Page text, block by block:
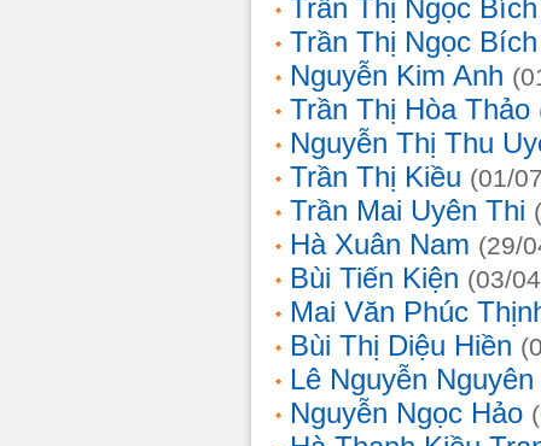
Trần Thị Ngọc Bích
Trần Thị Ngọc Bích
Nguyễn Kim Anh
Trần Thị Hòa Thảo
Nguyễn Thị Thu
Trần Thị Kiều (01/
Trần Mai Uyên Thi
Hà Xuân Nam (29/
Bùi Tiến Kiện (03/
Mai Văn Phúc
Bùi Thị Diệu Hiền
Lê Nguyễn
Nguyễn Ngọc Hảo